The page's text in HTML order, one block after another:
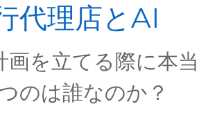
代理店とAI
画を立てる際に本当
のは誰なのか？